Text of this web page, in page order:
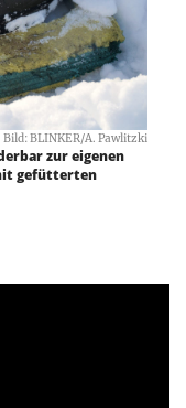
Bild: BLINKER/A. Pawlitzki
zur eigenen
gefütterten